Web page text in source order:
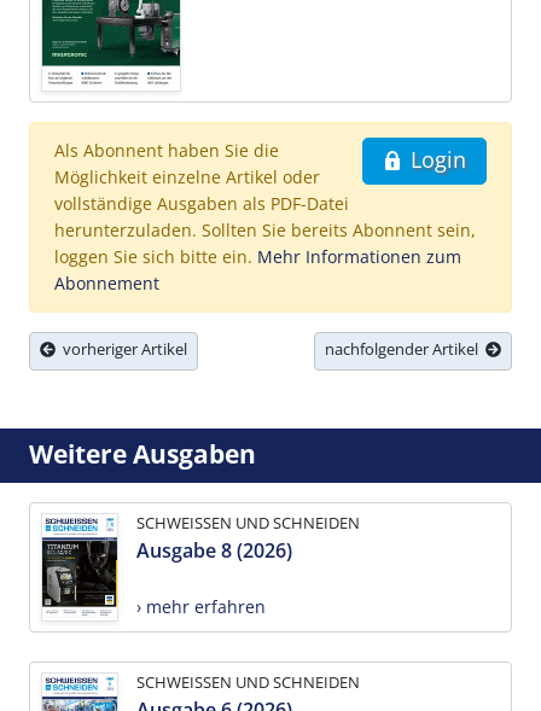
Login
Als Abonnent haben Sie die
Möglichkeit einzelne Artikel oder
vollständige Ausgaben als PDF-Datei
herunterzuladen. Sollten Sie bereits Abonnent sein,
loggen Sie sich bitte ein. Mehr Informationen zum
Abonnement
vorheriger Artikel nachfolgender Artikel
Weitere Ausgaben
SCHWEISSEN UND SCHNEIDEN
Ausgabe 8 (2026)
› mehr erfahren
SCHWEISSEN UND SCHNEIDEN